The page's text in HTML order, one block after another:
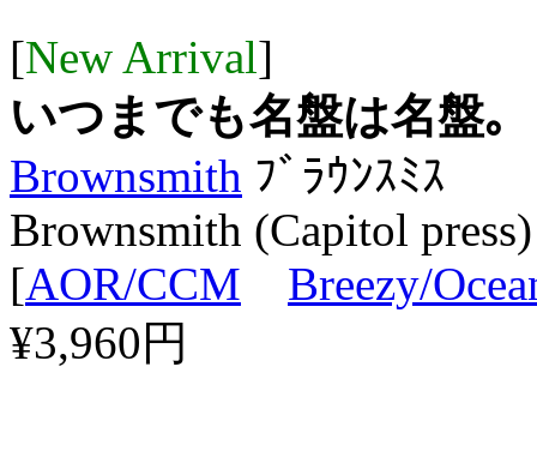
[New Arrival]
いつまでも名盤は名盤｡
Brownsmith ﾌﾞﾗｳﾝｽﾐｽ
Brownsmith (Capitol press)
[AOR/CCM
Breezy/
¥3,960円